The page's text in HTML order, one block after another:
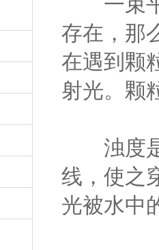
存在，那
在遇到颗
射光。颗
浊度是
线，使之
光被水中